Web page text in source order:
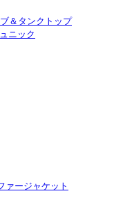
＆タンクトップ
ニック
ァージャケット